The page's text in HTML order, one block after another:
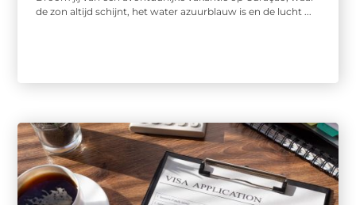
de zon altijd schijnt, het water azuurblauw is en de lucht ...